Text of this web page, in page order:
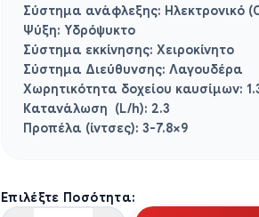
Σύστημα ανάφλεξης: Ηλεκτρονικό
Ψύξη: Υδρόψυκτο
Σύστημα εκκίνησης: Χειροκίνητο
Σύστημα Διεύθυνσης: Λαγουδέρα
Χωρητικότητα δοχείου καυσίμων:
Κατανάλωση (L/h): 2.3
Προπέλα (ίντσες): 3-7.8×9
Επιλέξτε Ποσότητα: